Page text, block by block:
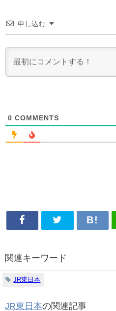
申し込む
0 COMMENTS
関連キーワード
JR東日本
JR東日本の関連記事